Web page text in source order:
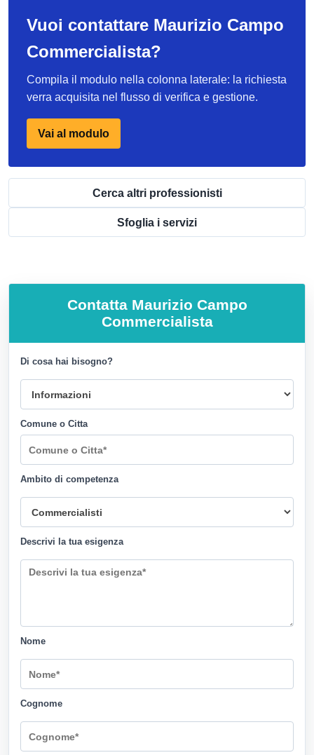
Vuoi contattare Maurizio Campo
Commercialista?
Compila il modulo nella colonna laterale: la richiesta
verra acquisita nel flusso di verifica e gestione.
Vai al modulo
Cerca altri professionisti
Sfoglia i servizi
Contatta Maurizio Campo
Commercialista
Di cosa hai bisogno?
Comune o Citta
Ambito di competenza
Descrivi la tua esigenza
Nome
Cognome